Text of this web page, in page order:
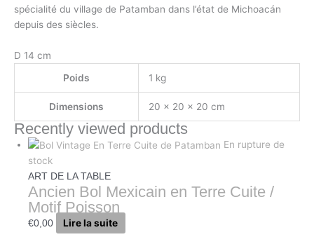
spécialité du village de Patamban dans l’état de Michoacán
depuis des siècles.
D 14 cm
Poids
1 kg
Dimensions 20 × 20 × 20 cm
Recently viewed products
En rupture de
stock
ART DE LA TABLE
Ancien Bol Mexicain en Terre Cuite /
Motif Poisson
€0,00 Lire la suite